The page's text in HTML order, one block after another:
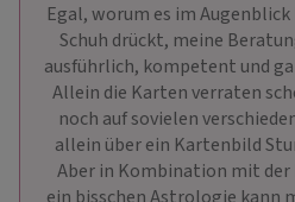
Egal, worum es im
Schuh drückt, meine
ausführlich, kompetent und
Allein die Karten verraten
noch auf sovielen
allein über ein Kartenbild
Aber in Kombination mit der